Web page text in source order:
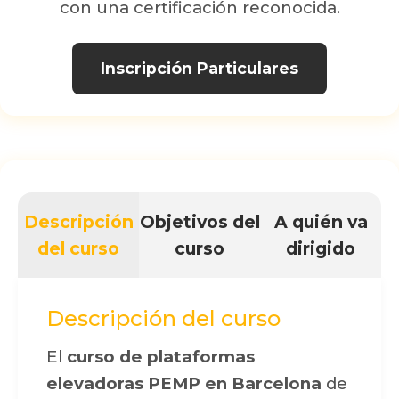
con una certificación reconocida.
Inscripción Particulares
Descripción
del curso
Objetivos del
curso
A quién va
dirigido
Descripción del curso
El curso de plataformas
elevadoras PEMP en Barcelona de